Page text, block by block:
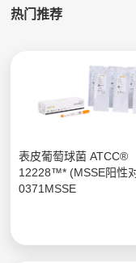
热门推荐
表皮葡萄球菌 ATCC®
12228™* (MSSE阳性
0371MSSE